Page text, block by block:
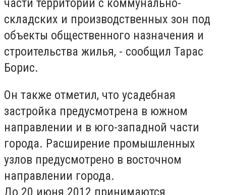
части территории с коммунально-
складских и производственных зон под
объекты общественного назначения и
строительства жилья, - сообщил Тарас
Борис.
Он также отметил, что усадебная
застройка предусмотрена в южном
направлении и в юго-западной части
города. Расширение промышленных
узлов предусмотрено в восточном
направлении города.
До 20 июня 2012 принимаются